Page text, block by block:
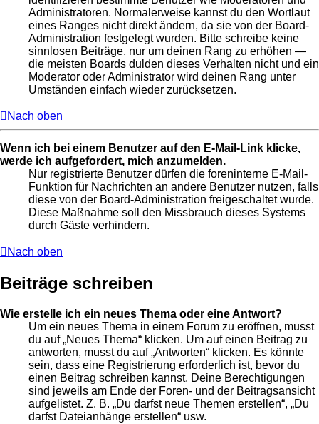
Administratoren. Normalerweise kannst du den Wortlaut
eines Ranges nicht direkt ändern, da sie von der Board-
Administration festgelegt wurden. Bitte schreibe keine
sinnlosen Beiträge, nur um deinen Rang zu erhöhen —
die meisten Boards dulden dieses Verhalten nicht und ein
Moderator oder Administrator wird deinen Rang unter
Umständen einfach wieder zurücksetzen.
Nach oben
Wenn ich bei einem Benutzer auf den E-Mail-Link klicke,
werde ich aufgefordert, mich anzumelden.
Nur registrierte Benutzer dürfen die foreninterne E-Mail-
Funktion für Nachrichten an andere Benutzer nutzen, falls
diese von der Board-Administration freigeschaltet wurde.
Diese Maßnahme soll den Missbrauch dieses Systems
durch Gäste verhindern.
Nach oben
Beiträge schreiben
Wie erstelle ich ein neues Thema oder eine Antwort?
Um ein neues Thema in einem Forum zu eröffnen, musst
du auf „Neues Thema“ klicken. Um auf einen Beitrag zu
antworten, musst du auf „Antworten“ klicken. Es könnte
sein, dass eine Registrierung erforderlich ist, bevor du
einen Beitrag schreiben kannst. Deine Berechtigungen
sind jeweils am Ende der Foren- und der Beitragsansicht
aufgelistet. Z. B. „Du darfst neue Themen erstellen“, „Du
darfst Dateianhänge erstellen“ usw.